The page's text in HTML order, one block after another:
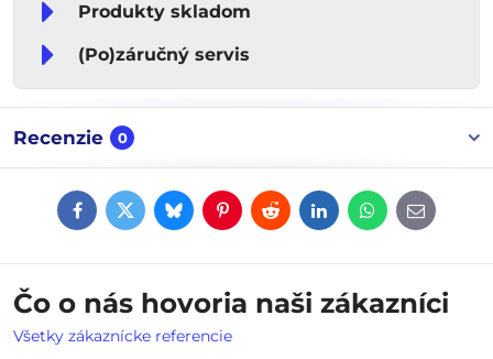
Produkty skladom
(Po)záručný servis
Recenzie 0
FacebookTwitterBlueskyPinterestRedditLinkedInWhatsApp
E-
mail
Čo o nás hovoria naši zákazníci
Všetky zákaznícke referencie